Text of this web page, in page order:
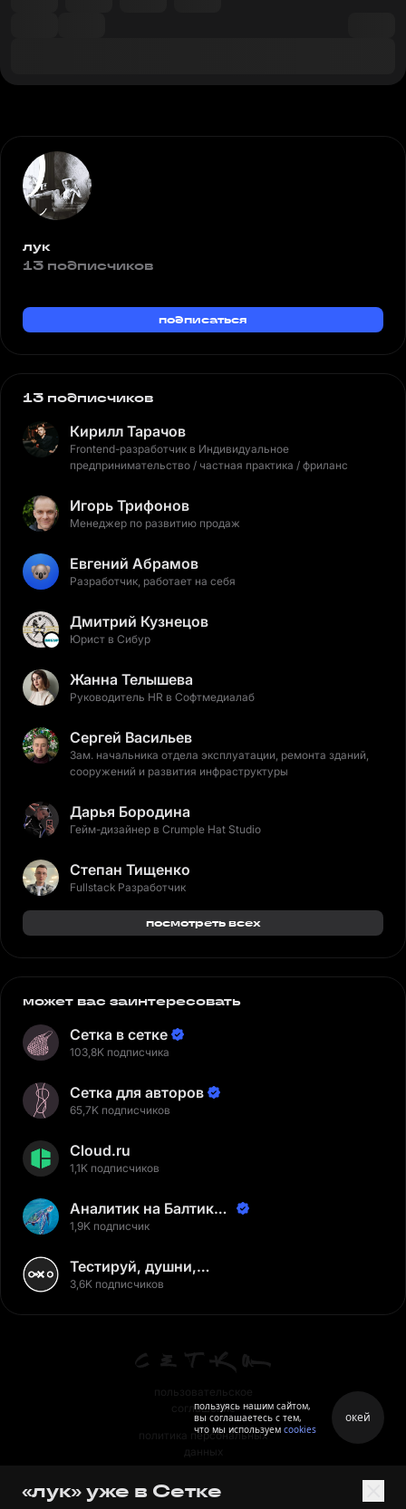
лук
13 подписчиков
подписаться
13 подписчиков
Кирилл Тарачов
Frontend-разработчик в Индивидуальное
предпринимательство / частная практика / фриланс
Игорь Трифонов
Менеджер по развитию продаж
Евгений Абрамов
Разработчик, работает на себя
Дмитрий Кузнецов
Юрист в Сибур
Жанна Телышева
Руководитель HR в Софтмедиалаб
Сергей Васильев
Зам. начальника отдела эксплуатации, ремонта зданий,
сооружений и развития инфраструктуры
Дарья Бородина
Гейм-дизайнер в Crumple Hat Studio
Степан Тищенко
Fullstack Разработчик
посмотреть всех
может вас заинтересовать
Сетка в сетке
103,8K подписчика
Сетка для авторов
65,7K подписчиков
Cloud.ru
1,1K подписчиков
Аналитик на Балтике |
Неверов Станислав
1,9K подписчик
Тестируй, душни,
наслаждайся
3,6K подписчиков
пользовательское
соглашение
политика персональных
данных
«лук» уже в Сетке
пользуясь нашим сайтом,
вы соглашаетесь с тем,
что мы используем cookies
окей